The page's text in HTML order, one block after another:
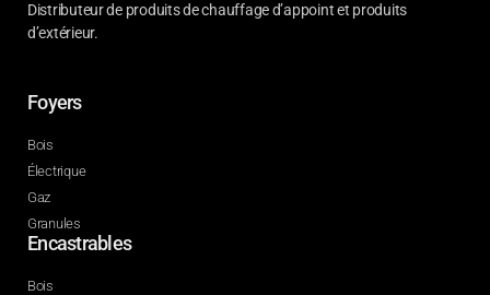
Distributeur de produits de chauffage d’appoint et produits
d’extérieur.
Foyers
Bois
Électrique
Gaz
Granules
Encastrables
Bois